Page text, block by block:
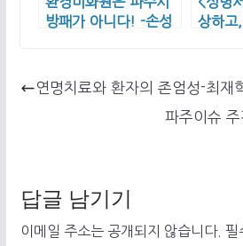
방패가 아니다! -손성
상하고
연명치료와 환자의 존엄성-최재
파주이슈
답글 남기기
이메일 주소는 공개되지 않습니다. 필